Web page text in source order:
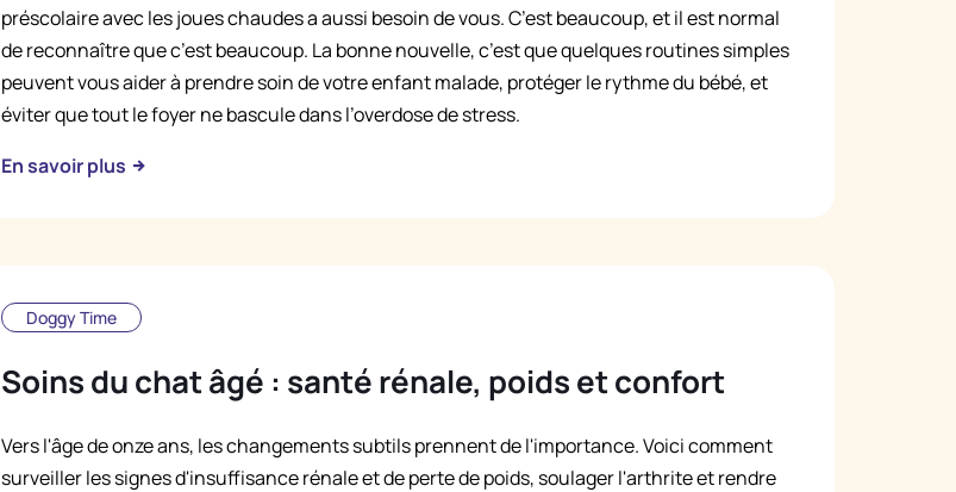
préscolaire avec les joues chaudes a aussi besoin de vous. C’est beaucoup, et il est normal
de reconnaître que c’est beaucoup. La bonne nouvelle, c’est que quelques routines simples
peuvent vous aider à prendre soin de votre enfant malade, protéger le rythme du bébé, et
éviter que tout le foyer ne bascule dans l’overdose de stress.
En savoir plus
Doggy Time
Soins du chat âgé : santé rénale, poids et confort
Vers l'âge de onze ans, les changements subtils prennent de l'importance. Voici comment
surveiller les signes d'insuffisance rénale et de perte de poids, soulager l'arthrite et rendre